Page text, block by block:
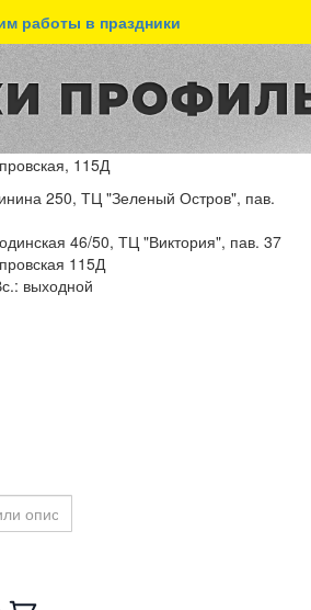
работы в праздники
115Д
250, ТЦ "Зеленый Остров", пав.
46/50, ТЦ "Виктория", пав. 37
115Д
выходной